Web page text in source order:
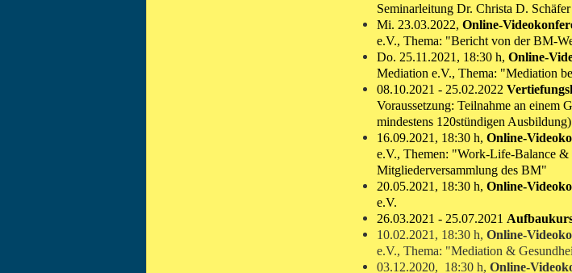
Seminarleitung Dr. Christa D.
Mi. 23.03.2022, Online-
e.V., Thema: "Bericht von der BM-
Do. 25.11.2021, 18:30 h, Online-
Mediation e.V., Thema: "Mediation
08.10.2021 - 25.02.2022
Voraussetzung: Teilnahme an einem
mindestens 120stündigen Ausbildung)
16.09.2021, 18:30 h, Online-
e.V., Themen: "Work-Life-Balance
Mitgliederversammlung des BM"
20.05.2021, 18:30 h, Online-
e.V.
26.03.2021 - 25.07.2021
10.02.2021, 18:30 h, Online-
e.V., Thema: "Mediation &
03.12.2020, 18:30 h, Online-